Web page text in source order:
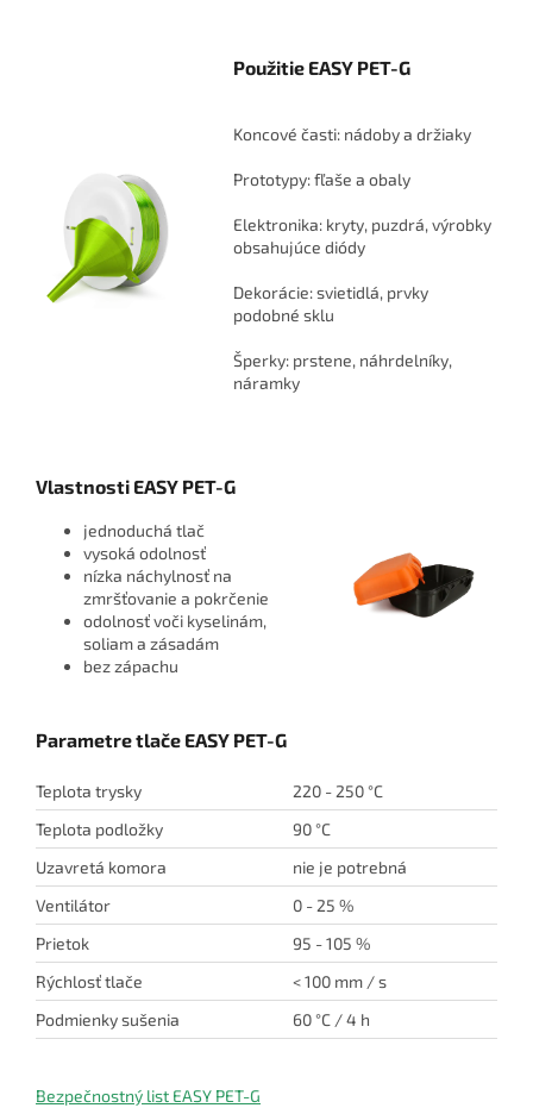
Použitie EASY PET-G
Koncové časti: nádoby a držiaky
Prototypy: fľaše a obaly
Elektronika: kryty, puzdrá, výrobky
obsahujúce diódy
Dekorácie: svietidlá, prvky
podobné sklu
Šperky: prstene, náhrdelníky,
náramky
Vlastnosti EASY PET-G
jednoduchá tlač
vysoká odolnosť
nízka náchylnosť na
zmršťovanie a pokrčenie
odolnosť voči kyselinám,
soliam a zásadám
bez zápachu
Parametre tlače EASY PET-G
Teplota trysky
220 - 250 °C
Teplota podložky
90 °C
Uzavretá komora
nie je potrebná
Ventilátor
0 - 25 %
Prietok
95 - 105 %
Rýchlosť tlače
< 100 mm / s
Podmienky sušenia
60 °C / 4 h
Bezpečnostný list EASY PET-G